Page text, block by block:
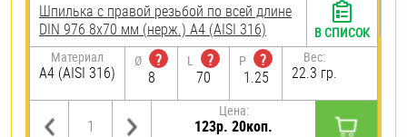
Шпилька с правой резьбой по всей длине
DIN 976 8х70 мм (нерж.) A4 (AISI 316)
Материал
A4 (AISI 316)
Ø
?
8
L
?
70
P
?
1.25
Вес:
22.3 гр.
Цена:
123р. 20коп.
В СПИСОК